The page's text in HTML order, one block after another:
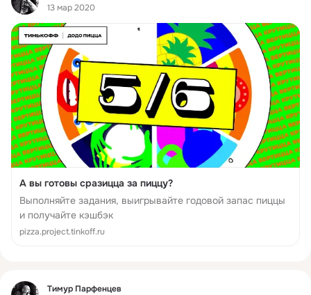
13 мар 2020
А вы готовы сразицца за пиццу?
Выполняйте задания, выигрывайте годовой запас пиццы
и получайте кэшбэк
pizza.project.tinkoff.ru
Фид
Тимур Парфенцев